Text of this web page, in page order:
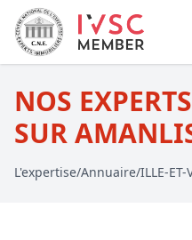
NOS
SUR
L'expertise/Annuaire/ILLE-ET-